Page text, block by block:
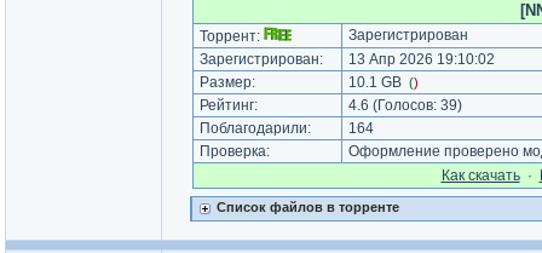
Торрент:
Зарегистрирован
Зарегистрирован:
13 Апр 2026 19:10:02
Размер:
10.1 GB ()
Рейтинг: 4.6 (Голосов: 39)
Поблагодарили:
164
Проверка:
Оформление проверено
Как cкачать·
Список файлов в торренте